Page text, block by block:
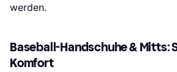
werden.
Baseball-Handschuhe & Mitts:
Komfort